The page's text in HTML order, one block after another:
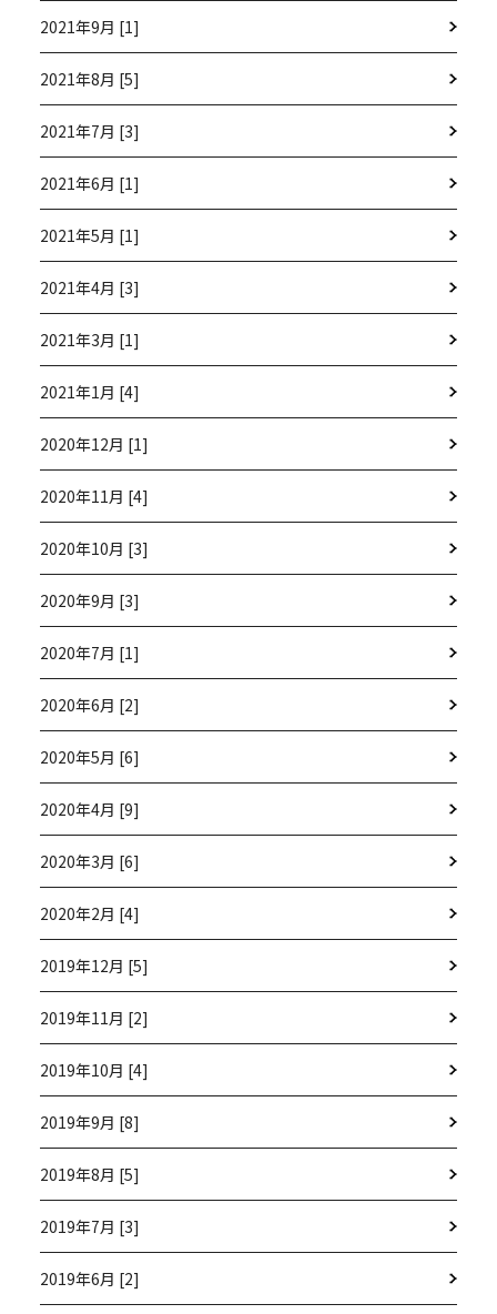
2021年9月 [1]
2021年8月 [5]
2021年7月 [3]
2021年6月 [1]
2021年5月 [1]
2021年4月 [3]
2021年3月 [1]
2021年1月 [4]
2020年12月 [1]
2020年11月 [4]
2020年10月 [3]
2020年9月 [3]
2020年7月 [1]
2020年6月 [2]
2020年5月 [6]
2020年4月 [9]
2020年3月 [6]
2020年2月 [4]
2019年12月 [5]
2019年11月 [2]
2019年10月 [4]
2019年9月 [8]
2019年8月 [5]
2019年7月 [3]
2019年6月 [2]